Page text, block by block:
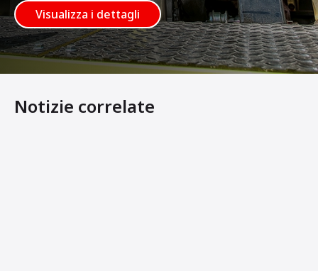
Visualizza i dettagli
Notizie correlate